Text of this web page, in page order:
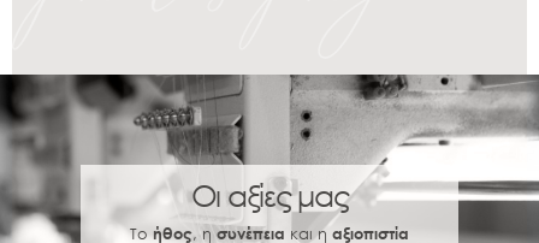
Οι αξίες μας
Το ήθος, η συνέπεια και η αξιοπιστία